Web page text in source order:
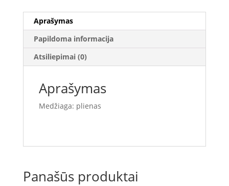
Aprašymas
Papildoma informacija
Atsiliepimai (0)
Aprašymas
Medžiaga: plienas
Panašūs produktai